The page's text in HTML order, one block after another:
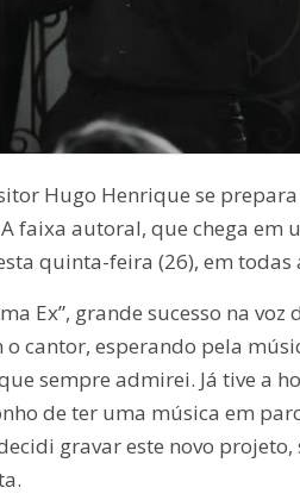
Hugo Henrique se
faixa autoral, que chega
quinta-feira (26), em
Ex”, grande sucesso na
cantor, esperando pela
sempre admirei. Já tive a
de ter uma música em
gravar este novo